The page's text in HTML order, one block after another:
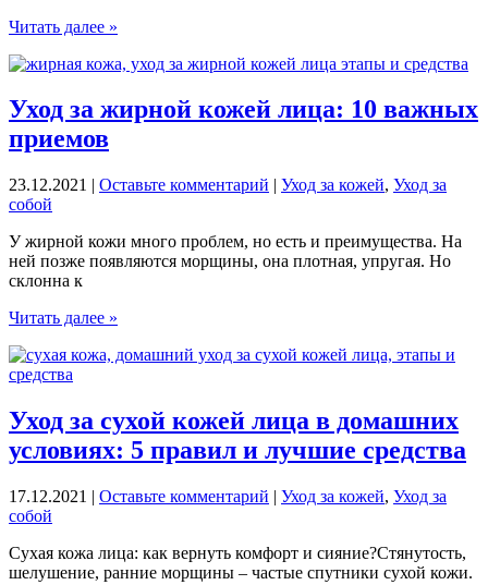
Масла
косметике:
использовать.
5
советов
косметолога
Читать далее »
Уход за жирной кожей лица: 10 важных
приемов
23.12.2021 | Оставьте комментарий | Уход за кожей, Уход за
собой
У жирной кожи много проблем, но есть и преимущества. На
ней позже появляются морщины, она плотная, упругая. Но
склонна к
Уход
жирной
кожей
10
важных
приемов
Читать далее »
Уход за сухой кожей лица в домашних
условиях: 5 правил и лучшие средства
17.12.2021 | Оставьте комментарий | Уход за кожей, Уход за
собой
Сухая кожа лица: как вернуть комфорт и сияние?Стянутость,
шелушение, ранние морщины – частые спутники сухой кожи.